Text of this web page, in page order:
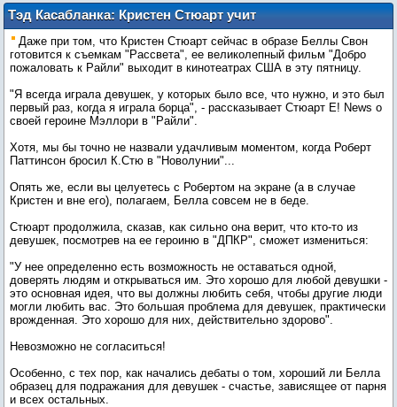
Тэд Касабланка: Кристен Стюарт учит
девушек любить себя!
Даже при том, что Кристен Стюарт сейчас в образе Беллы Свон
готовится к съемкам "Рассвета", ее великолепный фильм "Добро
пожаловать к Райли" выходит в кинотеатрах США в эту пятницу.
"Я всегда играла девушек, у которых было все, что нужно, и это был
первый раз, когда я играла борца", - рассказывает Стюарт E! News о
своей героине Мэллори в "Райли".
Хотя, мы бы точно не назвали удачливым моментом, когда Роберт
Паттинсон бросил К.Стю в "Новолунии"...
Опять же, если вы целуетесь с Робертом на экране (а в случае
Кристен и вне его), полагаем, Белла совсем не в беде.
Стюарт продолжила, сказав, как сильно она верит, что кто-то из
девушек, посмотрев на ее героиню в "ДПКР", сможет измениться:
"У нее определенно есть возможность не оставаться одной,
доверять людям и открываться им. Это хорошо для любой девушки -
это основная идея, что вы должны любить себя, чтобы другие люди
могли любить вас. Это большая проблема для девушек, практически
врожденная. Это хорошо для них, действительно здорово".
Невозможно не согласиться!
Особенно, с тех пор, как начались дебаты о том, хороший ли Белла
образец для подражания для девушек - счастье, зависящее от парня
и всех остальных.